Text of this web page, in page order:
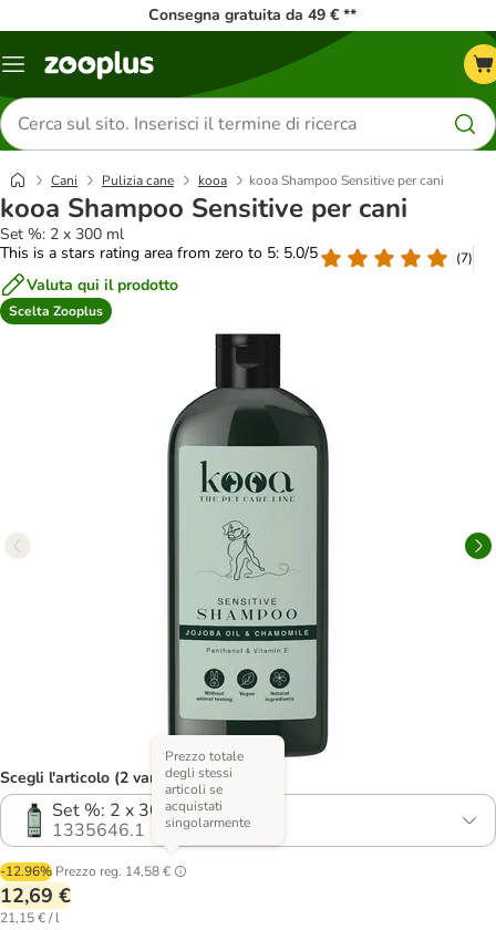
Consegna gratuita da 49 € **
Overview
Cerca
prodotti
Cani Pulizia cane kooa kooa Shampoo Sensitive per cani
kooa Shampoo Sensitive per cani
Set %: 2 x 300 ml
This is a stars rating area from zero to 5: 5.0/5
(7)
Valuta qui il prodotto
Scelta Zooplus
Scegli l'articolo (2 varianti)
Set %: 2 x 300 ml
1335646.1
-12.96% Prezzo reg. 14,58 €
Prezzo totale
degli stessi
articoli se
acquistati
singolarmente
12,69 €
21,15 € / l